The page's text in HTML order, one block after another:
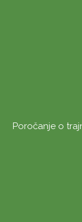
Poročanje o